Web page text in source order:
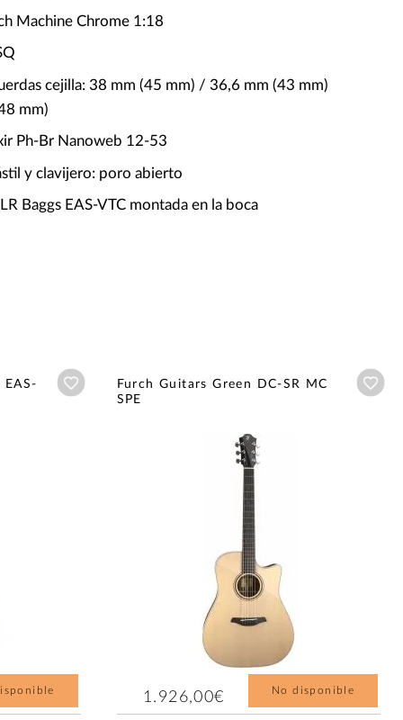
Machine Chrome 1:18
cejilla: 38 mm (45 mm) / 36,6 mm (43 mm)
mm)
Ph-Br Nanoweb 12-53
y clavijero: poro abierto
Baggs EAS-VTC montada en la boca
EAS-
Añadir a wishlist
Furch Guitars Green DC-SR MC
SPE
1.926,00€ No disponible